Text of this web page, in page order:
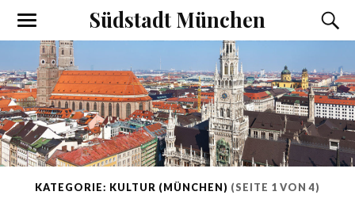
Südstadt München
KATEGORIE: KULTUR (MÜNCHEN) (SEITE 1 VON 4)